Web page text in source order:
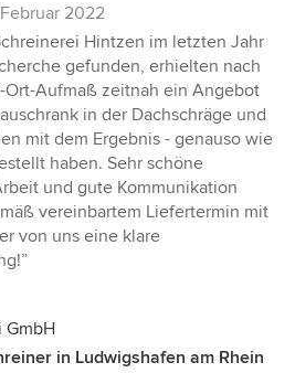
2022
Hintzen im letzten Jahr
gefunden, erhielten nach
Ort-Aufmaß zeitnah ein Angebot
in der Dachschräge und
mit dem Ergebnis - genauso wie
haben. Sehr schöne
und gute Kommunikation
vereinbartem Liefertermin mit
von uns eine klare
GmbH
in Ludwigshafen am Rhein